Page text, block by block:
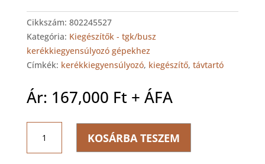
Cikkszám: 802245527
Kategória: Kiegészítők - tgk/busz
kerékkiegyensúlyozó gépekhez
Címkék: kerékkiegyensúlyozó, kiegészítő, távtartó
Ár: 167,000 Ft + ÁFA
Távtartó
KOSÁRBA TESZEM